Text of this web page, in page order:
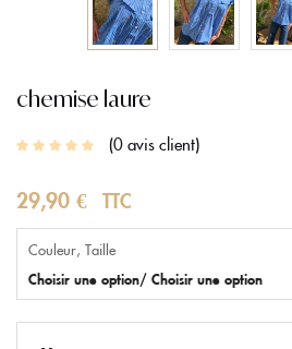
chemise laure
0avis client
29,90 € TTC
Couleur, Taille
Choisir une option/ Choisir une option